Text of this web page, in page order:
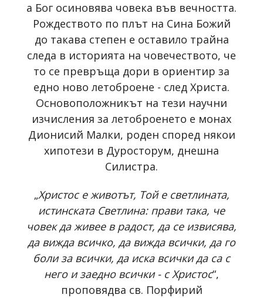
a Бог осиновява човека във вечността.
Рождеството по плът на Сина Божий
до такава степен е оставило трайна
следа в историята на човечеството, че
то се превръща дори в ориентир за
едно ново летоброене - след Христа.
Основоположникът на тези научни
изчисления за летоброенето е монах
Дионисий Малки, роден според някои
хипотези в Дуросторум, днешна
Силистра.
„Христос е животът, Той е светлината,
истинската Светлина: прави така, че
човек да живее в радост, да се извисява,
да вижда всичко, да вижда всички, да го
боли за всички, да иска всички да са с
него и заедно всички - с Христос“,
проповядва св. Порфирий